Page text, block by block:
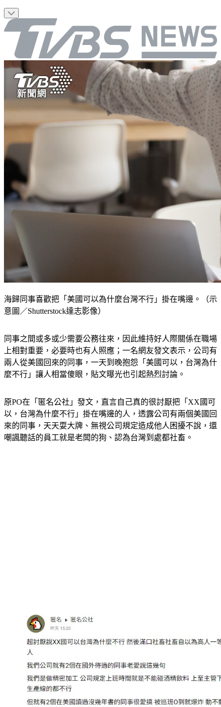
海歸同事喜歡把「美國可以為什麼台灣不行」掛在嘴邊。（示
意圖／Shutterstock達志影像）
同事之間或多或少需要公務往來，因此維持好人際關係在職場
上相對重要，必要時也有人照應；一名網友發文表示，公司有
兩人從美國回來的同事，一天到晚抱怨「美國可以，台灣為什
麼不行」讓人相當傻眼，貼文曝光也引起熱烈討論。
原PO在「匿名公社」發文，直言自己真的很討厭把「XX國可
以，台灣為什麼不行」掛在嘴邊的人，透露公司有兩個美國回
來的同事，天天耍大牌、無視公司規定造成他人困擾不說，還
嘲諷聽話的員工就是老闆的狗、認為台灣到處都社畜。